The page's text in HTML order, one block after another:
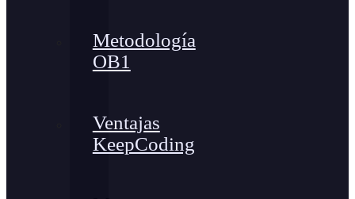
Metodología
OB1
Ventajas
KeepCoding